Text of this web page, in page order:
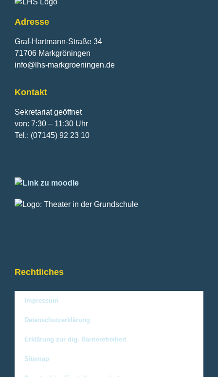
Adresse
Graf-Hartmann-Straße 34
71706 Markgröningen
info@lhs-markgroeningen.de
Kontakt
Sekretariat geöffnet
von: 7:30 – 11:30 Uhr
Tel.: (07145) 92 23 10
Rechtliches
Impressum
Datenschutzerklärung
Erklärung zur dig. Barrierefreiheit
Sitemap